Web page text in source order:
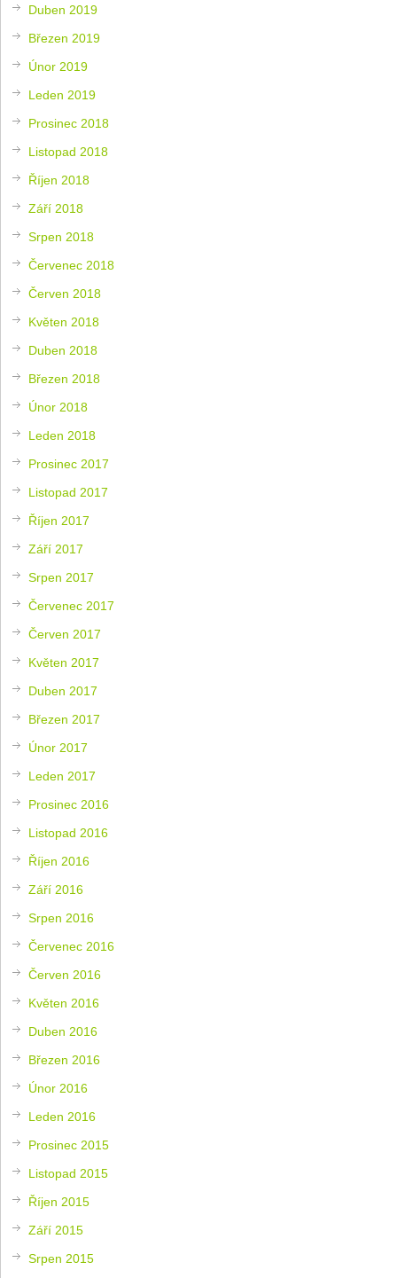
Duben 2019
Březen 2019
Únor 2019
Leden 2019
Prosinec 2018
Listopad 2018
Říjen 2018
Září 2018
Srpen 2018
Červenec 2018
Červen 2018
Květen 2018
Duben 2018
Březen 2018
Únor 2018
Leden 2018
Prosinec 2017
Listopad 2017
Říjen 2017
Září 2017
Srpen 2017
Červenec 2017
Červen 2017
Květen 2017
Duben 2017
Březen 2017
Únor 2017
Leden 2017
Prosinec 2016
Listopad 2016
Říjen 2016
Září 2016
Srpen 2016
Červenec 2016
Červen 2016
Květen 2016
Duben 2016
Březen 2016
Únor 2016
Leden 2016
Prosinec 2015
Listopad 2015
Říjen 2015
Září 2015
Srpen 2015